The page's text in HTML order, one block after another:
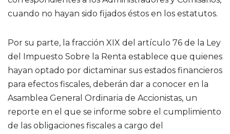
cuando no hayan sido fijados éstos en los estatutos.
Por su parte, la fracción XIX del artículo 76 de la Ley
del Impuesto Sobre la Renta establece que quienes
hayan optado por dictaminar sus estados financieros
para efectos fiscales, deberán dar a conocer en la
Asamblea General Ordinaria de Accionistas, un
reporte en el que se informe sobre el cumplimiento
de las obligaciones fiscales a cargo del